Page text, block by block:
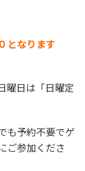
となります
曜日は「日曜定
も予約不要でゲ
ご参加くださ